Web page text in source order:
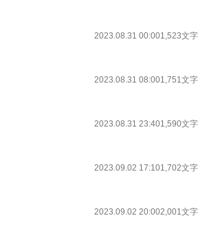
2023.08.31 00:001,523文字
2023.08.31 08:001,751文字
2023.08.31 23:401,590文字
2023.09.02 17:101,702文字
2023.09.02 20:002,001文字